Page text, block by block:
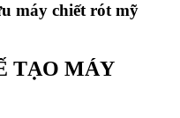
máy chiết rót mỹ
TẠO MÁY